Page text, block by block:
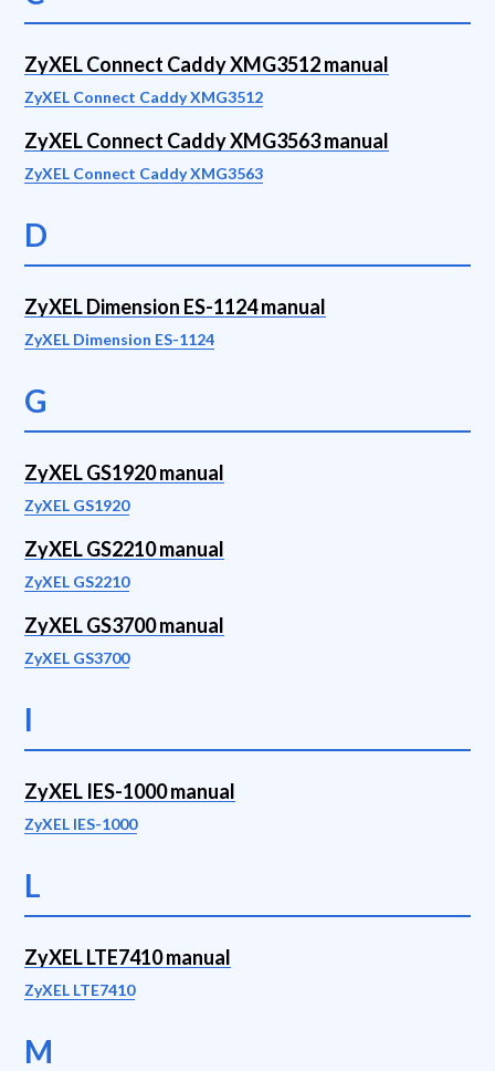
ZyXEL Connect Caddy XMG3512 manual
ZyXEL Connect Caddy XMG3512
ZyXEL Connect Caddy XMG3563 manual
ZyXEL Connect Caddy XMG3563
D
ZyXEL Dimension ES-1124 manual
ZyXEL Dimension ES-1124
G
ZyXEL GS1920 manual
ZyXEL GS1920
ZyXEL GS2210 manual
ZyXEL GS2210
ZyXEL GS3700 manual
ZyXEL GS3700
I
ZyXEL IES-1000 manual
ZyXEL IES-1000
L
ZyXEL LTE7410 manual
ZyXEL LTE7410
M